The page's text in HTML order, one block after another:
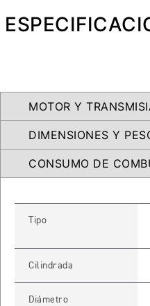
Precio desde
STREET TRIPLE R
NEW TRIDENT 800
Precio desde
MOTOR Y
DIMENSIONES Y
CONSUMO DE
Tipo
Cilindrada
Diámetro